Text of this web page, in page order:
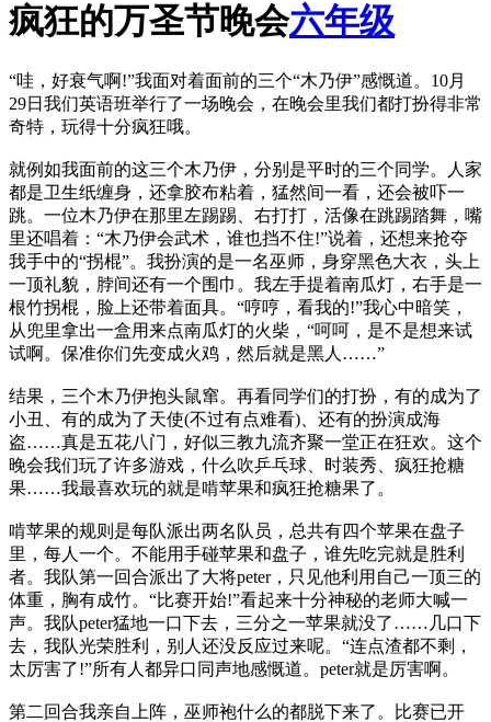
疯狂的万圣节晚会六年级
“哇，好衰气啊!”我面对着面前的三个“木乃伊”感慨道。10月
29日我们英语班举行了一场晚会，在晚会里我们都打扮得非常
奇特，玩得十分疯狂哦。
就例如我面前的这三个木乃伊，分别是平时的三个同学。人家
都是卫生纸缠身，还拿胶布粘着，猛然间一看，还会被吓一
跳。一位木乃伊在那里左踢踢、右打打，活像在跳踢踏舞，嘴
里还唱着：“木乃伊会武术，谁也挡不住!”说着，还想来抢夺
我手中的“拐棍”。我扮演的是一名巫师，身穿黑色大衣，头上
一顶礼貌，脖间还有一个围巾。我左手提着南瓜灯，右手是一
根竹拐棍，脸上还带着面具。“哼哼，看我的!”我心中暗笑，
从兜里拿出一盒用来点南瓜灯的火柴，“呵呵，是不是想来试
试啊。保准你们先变成火鸡，然后就是黑人……”
结果，三个木乃伊抱头鼠窜。再看同学们的打扮，有的成为了
小丑、有的成为了天使(不过有点难看)、还有的扮演成海
盗……真是五花八门，好似三教九流齐聚一堂正在狂欢。这个
晚会我们玩了许多游戏，什么吹乒乓球、时装秀、疯狂抢糖
果……我最喜欢玩的就是啃苹果和疯狂抢糖果了。
啃苹果的规则是每队派出两名队员，总共有四个苹果在盘子
里，每人一个。不能用手碰苹果和盘子，谁先吃完就是胜利
者。我队第一回合派出了大将peter，只见他利用自己一顶三的
体重，胸有成竹。“比赛开始!”看起来十分神秘的老师大喊一
声。我队peter猛地一口下去，三分之一苹果就没了……几口下
去，我队光荣胜利，别人还没反应过来呢。“连点渣都不剩，
太厉害了!”所有人都异口同声地感慨道。peter就是厉害啊。
第二回合我亲自上阵，巫师袍什么的都脱下来了。比赛已开